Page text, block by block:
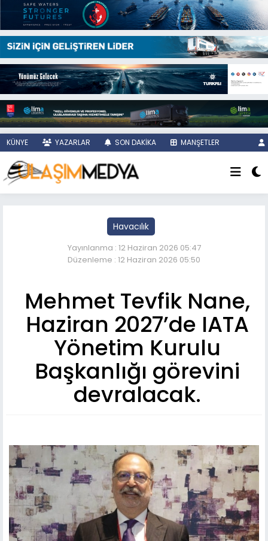
KÜNYE YAZARLAR SON DAKİKA MANŞETLER
Havacılık
Yayınlanma : 12 Haziran 2026 05:47
Düzenleme : 12 Haziran 2026 05:50
Mehmet Tevfik Nane,
Haziran 2027’de IATA
Yönetim Kurulu
Başkanlığı görevini
devralacak.